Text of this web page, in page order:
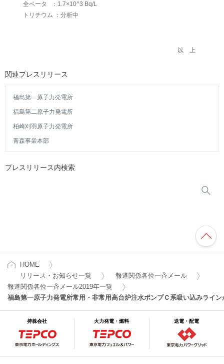
全ベータ ：1.7×10^3 Bq/L
トリチウム ：分析中
以 上
関連プレスリリース
福島第一原子力発電所
福島第二原子力発電所
柏崎刈羽原子力発電所
青森事業本部
プレスリリース内検索
HOME
リリース・お知らせ一覧
報道関係各位一斉メール
報道関係各位一斉メール2019年一覧
福島第一原子力発電所常用・非常用高台炉注水ポンプＣ系吸い込みライ
持株会社 火力発電・燃料 送電・配電